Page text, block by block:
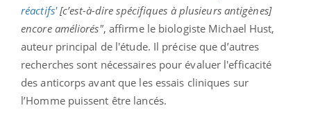
réactifs'[c’est-à-dire spécifiques à plusieurs antigènes]
encore améliorés", affirme le biologiste Michael Hust,
auteur principal de l'étude. Il précise que d’autres
recherches sont nécessaires pour évaluer l'efficacité
des anticorps avant que les essais cliniques sur
l’Homme puissent être lancés.